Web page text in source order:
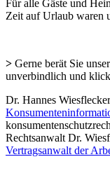
Für alle Gäste und
Zeit auf Urlaub waren
> Gerne berät Sie
unverbindlich und
Dr. Hannes
Rechtsanwalt Dr.
Vertragsanwalt der